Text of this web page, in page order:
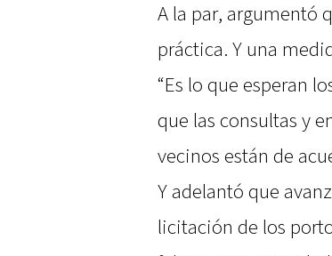
A la par, argumentó
práctica. Y una
“Es lo que esperan
que las consultas y
vecinos están de
Y adelantó que
licitación de los